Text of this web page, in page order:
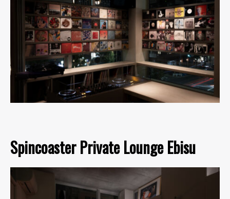
Spincoaster Private Lounge Ebisu